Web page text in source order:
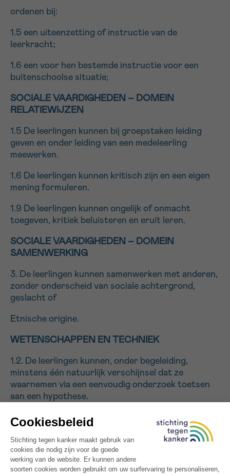
ordenen bij:
1.5 een uiteenzetting of instructie van de
leerkracht;
1.6 een voor hen bestemde instructie voor een
buitenschoolse situatie;
SOCIALE VAARDIGHEDEN – DOMEIN
RELATIEWIJZEN
1.5 De leerlingen kunnen bij groepstaken leiding
geven en onder leiding van een medeleerling
meewerken.
1.6 De leerlingen kunnen kritisch zijn en een eigen
mening formuleren.
1.9 De leerlingen kunnen ongelijk of onmacht
toegeven, kritiek beluisteren en eruit leren.
SOCIALE VAARDIGHEDEN – DOMEIN
SAMENWERKING
3. De leerlingen kunnen samenwerken met anderen,
zonder onderscheid van sociale achtergrond,
geslacht of
Etnische origine.
WETENSCHAPPEN EN TECHNIEK
1.2. De leerlingen kunnen, onder begeleiding,
minstens één natuurlijk verschijnsel dat ze
waarnemen via een eenvoudig onderzoek toetsen
aan een hypothese.
1.12. De leerlingen kunnen het verband illustreren
tussen de leefgewoonten van mensen en het
klimaat waarin ze leven;
1.17. De leerlingen kunnen gezonde en ongezonde